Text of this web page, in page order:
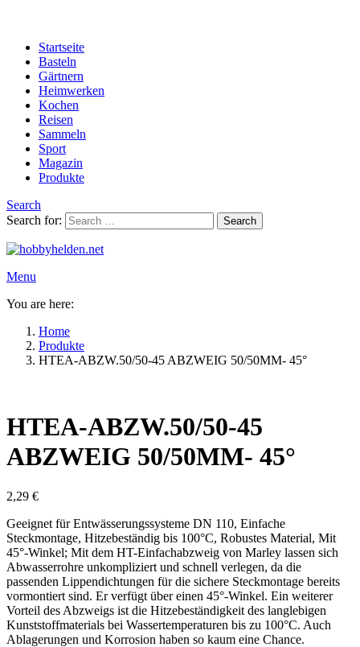
Startseite
Basteln
Gärtnern
Heimwerken
Kochen
Reisen
Sammeln
Sport
Magazin
Produkte
Search
Search for:
Search
Menu
You are here:
Home
Produkte
HTEA-ABZW.50/50-45 ABZWEIG 50/50MM- 45°
HTEA-ABZW.50/50-45
ABZWEIG 50/50MM- 45°
2,29 €
Geeignet für Entwässerungssysteme DN 110, Einfache
Steckmontage, Hitzebeständig bis 100°C, Robustes Material, Mit
45°-Winkel; Mit dem HT-Einfachabzweig von Marley lassen sich
Abwasserrohre unkompliziert und schnell verlegen, da die
passenden Lippendichtungen für die sichere Steckmontage bereits
vormontiert sind. Er verfügt über einen 45°-Winkel. Ein weiterer
Vorteil des Abzweigs ist die Hitzebeständigkeit des langlebigen
Kunststoffmaterials bei Wassertemperaturen bis zu 100°C. Auch
Ablagerungen und Korrosion haben so kaum eine Chance.